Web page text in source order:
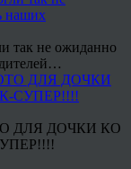
так не ожиданно
ДЛЯ ДОЧКИ КО